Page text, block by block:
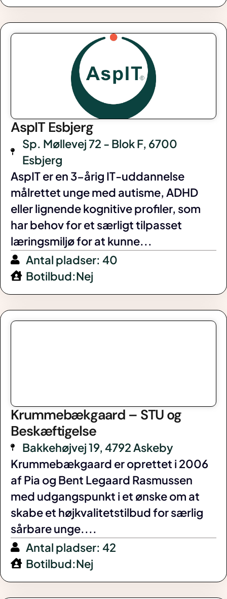
AspIT Esbjerg
Sp. Møllevej 72 - Blok F, 6700
Esbjerg
AspIT er en 3-årig IT-uddannelse
målrettet unge med autisme, ADHD
eller lignende kognitive profiler, som
har behov for et særligt tilpasset
læringsmiljø for at kunne...
Antal pladser: 40
Botilbud:Nej
Krummebækgaard – STU og
Beskæftigelse
Bakkehøjvej 19, 4792 Askeby
Krummebækgaard er oprettet i 2006
af Pia og Bent Legaard Rasmussen
med udgangspunkt i et ønske om at
skabe et højkvalitetstilbud for særlig
sårbare unge....
Antal pladser: 42
Botilbud:Nej